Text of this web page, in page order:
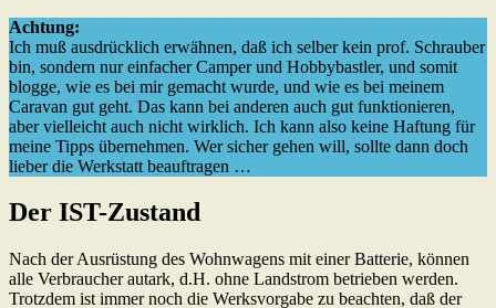
Achtung:
Ich muß ausdrücklich erwähnen, daß ich selber kein prof. Schrauber
bin, sondern nur einfacher Camper und Hobbybastler, und somit
blogge, wie es bei mir gemacht wurde, und wie es bei meinem
Caravan gut geht. Das kann bei anderen auch gut funktionieren,
aber vielleicht auch nicht wirklich. Ich kann also keine Haftung für
meine Tipps übernehmen. Wer sicher gehen will, sollte dann doch
lieber die Werkstatt beauftragen …
Der IST-Zustand
Nach der Ausrüstung des Wohnwagens mit einer Batterie, können
alle Verbraucher autark, d.H. ohne Landstrom betrieben werden.
Trotzdem ist immer noch die Werksvorgabe zu beachten, daß der